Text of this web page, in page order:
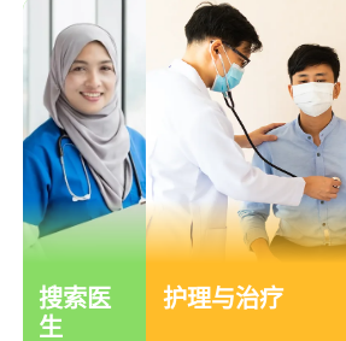
搜索医
生
护理与治疗